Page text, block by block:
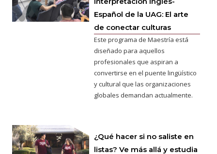
Español de la UAG: El arte
de conectar culturas
Este programa de Maestría está
diseñado para aquellos
profesionales que aspiran a
convertirse en el puente lingüístico
y cultural que las organizaciones
globales demandan actualmente.
¿Qué hacer si no saliste en
listas? Ve más allá y estudia